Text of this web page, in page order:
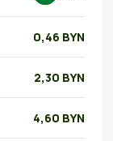
0,46 BYN
2,30 BYN
4,60 BYN